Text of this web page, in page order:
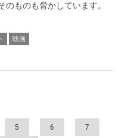
ものも脅かしています。
映画
5 6 7